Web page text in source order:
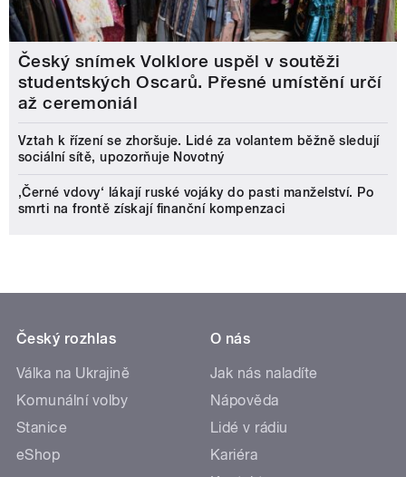
Český snímek Volklore uspěl v soutěži
studentských Oscarů. Přesné umístění určí
až ceremoniál
Vztah k řízení se zhoršuje. Lidé za volantem běžně sledují
sociální sítě, upozorňuje Novotný
‚Černé vdovy‘ lákají ruské vojáky do pasti manželství. Po
smrti na frontě získají finanční kompenzaci
Český rozhlas
Válka na Ukrajině
Komunální volby
Stanice
eShop
O nás
Jak nás naladíte
Nápověda
Lidé v rádiu
Kariéra